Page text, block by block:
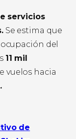
servicios
Se estima que
del
11 mil
vuelos hacia
de